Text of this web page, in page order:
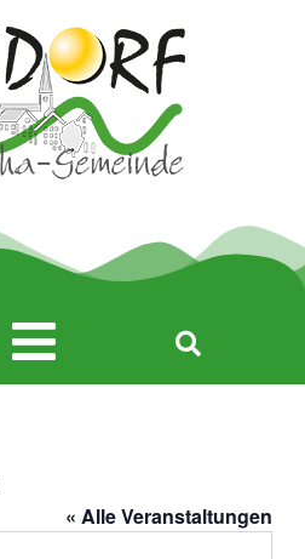
Main
Menu
« Alle Veranstaltungen